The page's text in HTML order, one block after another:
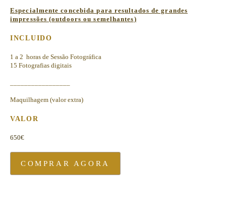
Especialmente concebida para resultados de grandes
impressões (outdoors ou semelhantes)
INCLUIDO
1 a 2 horas de Sessão Fotográfica
15 Fotografias digitais
Maquilhagem (valor extra)
VALOR
650€
COMPRAR AGORA